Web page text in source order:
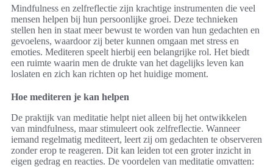
Mindfulness en zelfreflectie zijn krachtige instrumenten die veel
mensen helpen bij hun persoonlijke groei. Deze technieken
stellen hen in staat meer bewust te worden van hun gedachten en
gevoelens, waardoor zij beter kunnen omgaan met stress en
emoties. Mediteren speelt hierbij een belangrijke rol. Het biedt
een ruimte waarin men de drukte van het dagelijks leven kan
loslaten en zich kan richten op het huidige moment.
Hoe mediteren je kan helpen
De praktijk van meditatie helpt niet alleen bij het ontwikkelen
van mindfulness, maar stimuleert ook zelfreflectie. Wanneer
iemand regelmatig mediteert, leert zij om gedachten te observeren
zonder erop te reageren. Dit kan leiden tot een groter inzicht in
eigen gedrag en reacties. De voordelen van meditatie omvatten: